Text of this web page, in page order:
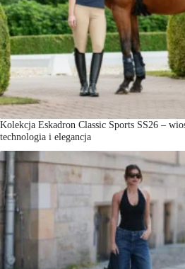
Kolekcja Eskadron Classic Sports SS26 –
technologia i elegancja